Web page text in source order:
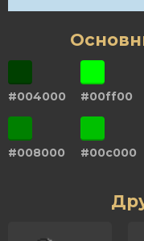
#004000 #00ff00
#008000 #00c000